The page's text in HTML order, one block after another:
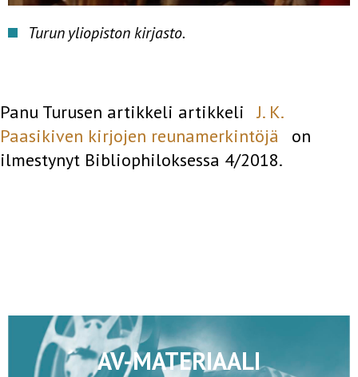
Turun yliopiston kirjasto.
Panu Turusen artikkeli artikkeli
J. K.
Paasikiven kirjojen reunamerkintöjä
on
ilmestynyt Bibliophiloksessa 4/2018.
AV-MATERIAALI